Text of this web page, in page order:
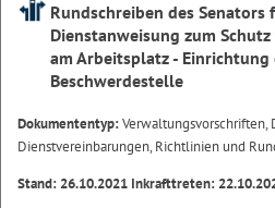
Rundschreiben des
Dienstanweisung zum
am Arbeitsplatz -
Beschwerdestelle
Dokumententyp:Verwaltungsvorschriften,
Dienstvereinbarungen, Richtlinien und
Stand: 26.10.2021 Inkrafttreten: